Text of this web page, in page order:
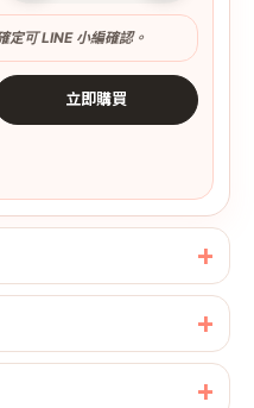
定可 LINE 小編確認。
立即購買